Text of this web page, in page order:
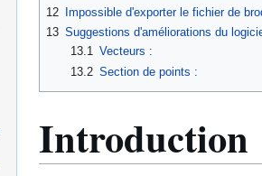
12
Impossible d'exporter le fichier de
13 Suggestions d'améliorations du
13.1 Vecteurs :
13.2 Section de points :
Introduction